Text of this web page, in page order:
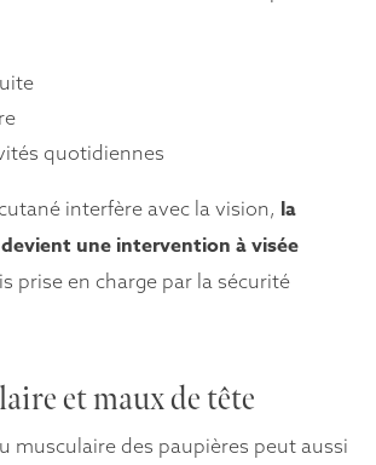
quotidiennes
interfère avec la vision, la
une intervention à visée
prise en charge par la sécurité
et maux de tête
musculaire des paupières peut aussi